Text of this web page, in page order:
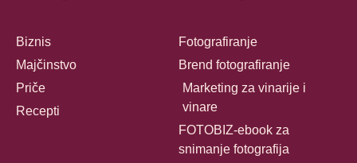
Biznis
Majčinstvo
Priče
Recepti
Fotografiranje
Brend fotografiranje
Marketing za vinarije i
vinare
FOTOBIZ-ebook za
snimanje fotografija